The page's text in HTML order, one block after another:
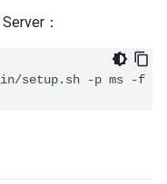
：
setup.sh -p ms -f /